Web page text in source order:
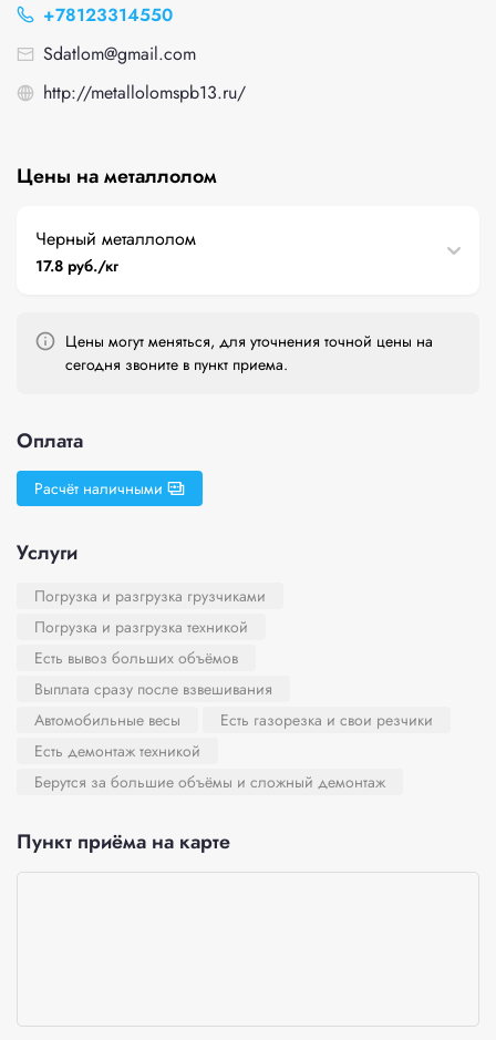
+78123314550
Sdatlom@gmail.com
http://metallolomspb13.ru/
Цены на металлолом
Черный металлолом
17.8 руб./кг
Цены могут меняться, для уточнения точной цены на
сегодня звоните в пункт приема.
Оплата
Расчёт наличными
Услуги
Погрузка и разгрузка грузчиками
Погрузка и разгрузка техникой
Есть вывоз больших объёмов
Выплата сразу после взвешивания
Автомобильные весы
Есть газорезка и свои резчики
Есть демонтаж техникой
Берутся за большие объёмы и сложный демонтаж
Пункт приёма на карте